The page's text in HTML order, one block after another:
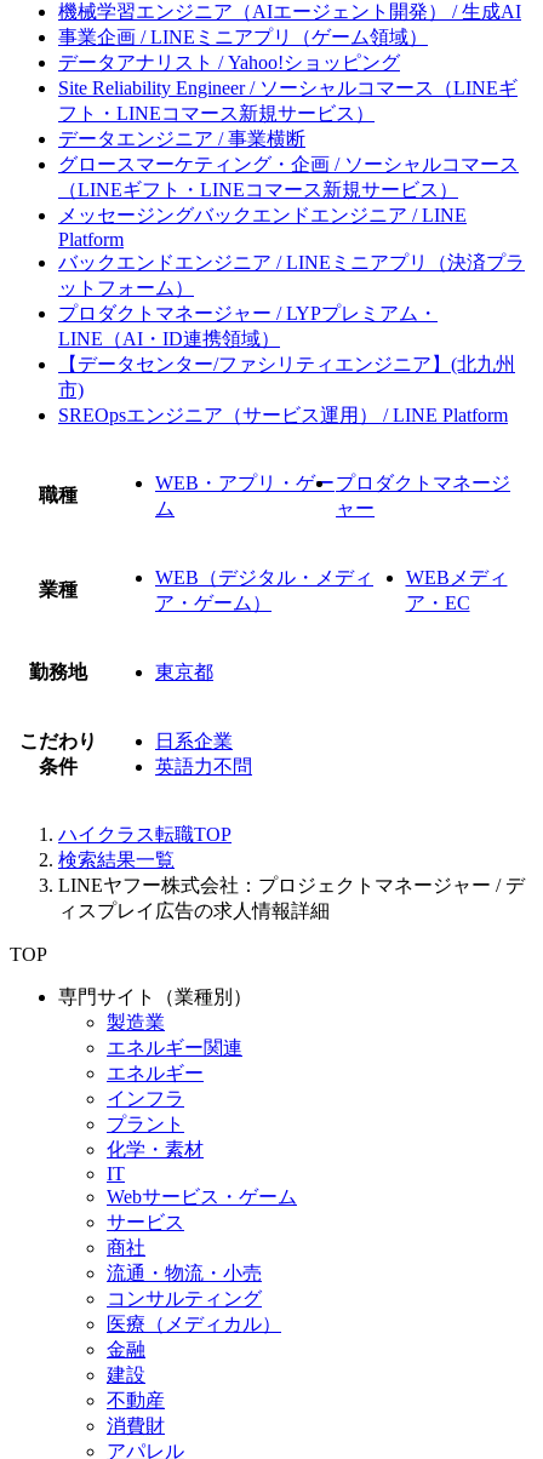
機械学習エンジニア（AIエージェント開発） / 生成AI
事業企画 / LINEミニアプリ（ゲーム領域）
データアナリスト / Yahoo!ショッピング
Site Reliability Engineer / ソーシャルコマース（LINEギ
フト・LINEコマース新規サービス）
データエンジニア / 事業横断
グロースマーケティング・企画 / ソーシャルコマース
（LINEギフト・LINEコマース新規サービス）
メッセージングバックエンドエンジニア / LINE
Platform
バックエンドエンジニア / LINEミニアプリ（決済プラ
ットフォーム）
プロダクトマネージャー / LYPプレミアム・
LINE（AI・ID連携領域）
【データセンター/ファシリティエンジニア】(北九州
市)
SREOpsエンジニア（サービス運用） / LINE Platform
職種
WEB・アプリ・ゲー
ム
プロダクトマネージ
ャー
業種
WEB（デジタル・メディ
ア・ゲーム）
WEBメディ
ア・EC
勤務地 東京都
こだわり
条件
日系企業
英語力不問
ハイクラス転職TOP
検索結果一覧
LINEヤフー株式会社：プロジェクトマネージャー / デ
ィスプレイ広告の求人情報詳細
TOP
専門サイト（業種別）
製造業
エネルギー関連
エネルギー
インフラ
プラント
化学・素材
IT
Webサービス・ゲーム
サービス
商社
流通・物流・小売
コンサルティング
医療（メディカル）
金融
建設
不動産
消費財
アパレル